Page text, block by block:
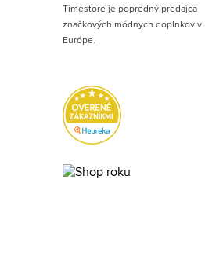
Timestore je popredný predajca
značkových módnych doplnkov v
Európe.